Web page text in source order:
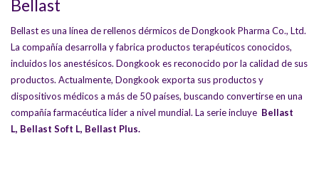
Bellast
Bellast es una línea de rellenos dérmicos de Dongkook Pharma Co., Ltd.
La compañía desarrolla y fabrica productos terapéuticos conocidos,
incluidos los anestésicos. Dongkook es reconocido por la calidad de sus
productos. Actualmente, Dongkook exporta sus productos y
dispositivos médicos a más de 50 países, buscando convertirse en una
compañía farmacéutica líder a nivel mundial. La serie incluye Bellast
L, Bellast Soft L, Bellast Plus.